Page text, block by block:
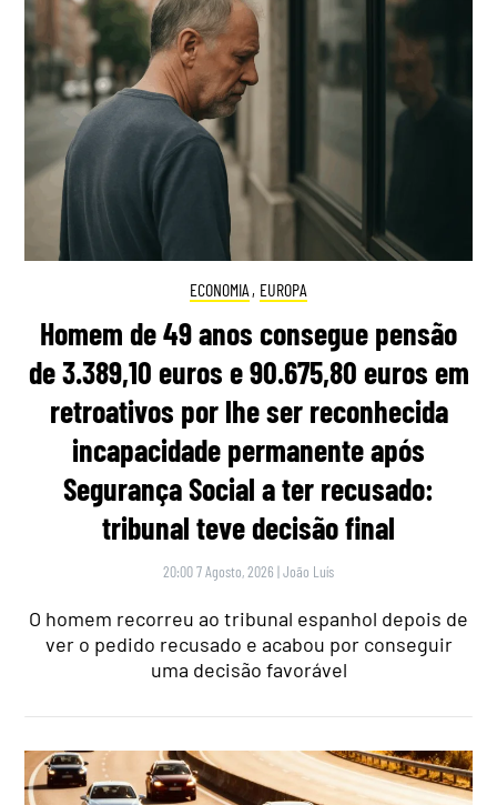
ECONOMIA , EUROPA
Homem de 49 anos consegue pensão
de 3.389,10 euros e 90.675,80 euros em
retroativos por lhe ser reconhecida
incapacidade permanente após
Segurança Social a ter recusado:
tribunal teve decisão final
20:00 7 Agosto, 2026 |João Luís
O homem recorreu ao tribunal espanhol depois de
ver o pedido recusado e acabou por conseguir
uma decisão favorável